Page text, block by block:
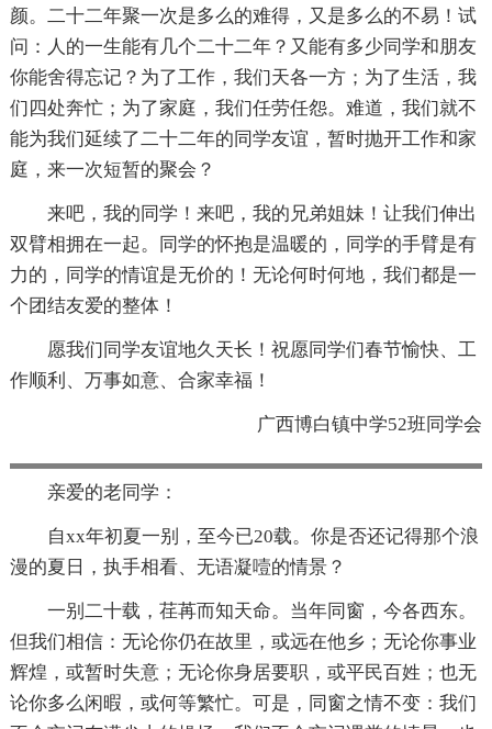
颜。二十二年聚一次是多么的难得，又是多么的不易！试
问：人的一生能有几个二十二年？又能有多少同学和朋友
你能舍得忘记？为了工作，我们天各一方；为了生活，我
们四处奔忙；为了家庭，我们任劳任怨。难道，我们就不
能为我们延续了二十二年的同学友谊，暂时抛开工作和家
庭，来一次短暂的聚会？
来吧，我的同学！来吧，我的兄弟姐妹！让我们伸出
双臂相拥在一起。同学的怀抱是温暖的，同学的手臂是有
力的，同学的情谊是无价的！无论何时何地，我们都是一
个团结友爱的整体！
愿我们同学友谊地久天长！祝愿同学们春节愉快、工
作顺利、万事如意、合家幸福！
广西博白镇中学52班同学会
亲爱的老同学：
自xx年初夏一别，至今已20载。你是否还记得那个浪
漫的夏日，执手相看、无语凝噎的情景？
一别二十载，荏苒而知天命。当年同窗，今各西东。
但我们相信：无论你仍在故里，或远在他乡；无论你事业
辉煌，或暂时失意；无论你身居要职，或平民百姓；也无
论你多么闲暇，或何等繁忙。可是，同窗之情不变：我们